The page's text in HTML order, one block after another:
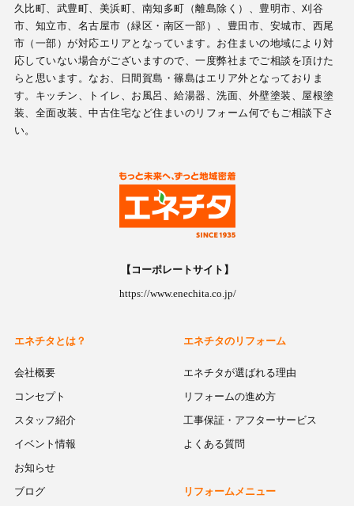
久比町、武豊町、美浜町、南知多町（離島除く）、豊明市、刈谷
市、知立市、名古屋市（緑区・南区一部）、豊田市、安城市、西尾
市（一部）が対応エリアとなっています。お住まいの地域により対
応していない場合がございますので、一度弊社までご相談を頂けた
らと思います。なお、日間賀島・篠島はエリア外となっておりま
す。キッチン、トイレ、お風呂、給湯器、洗面、外壁塗装、屋根塗
装、全面改装、中古住宅など住まいのリフォーム何でもご相談下さ
い。
【コーポレートサイト】
https://www.enechita.co.jp/
エネチタとは？
会社概要
コンセプト
スタッフ紹介
イベント情報
お知らせ
ブログ
エネチタのリフォーム
エネチタが選ばれる理由
リフォームの進め方
工事保証・アフターサービス
よくある質問
リフォームメニュー